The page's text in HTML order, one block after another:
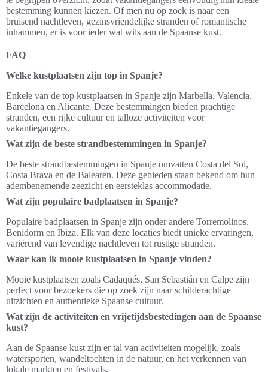
bestemming kunnen kiezen. Of men nu op zoek is naar een
bruisend nachtleven, gezinsvriendelijke stranden of romantische
inhammen, er is voor ieder wat wils aan de Spaanse kust.
FAQ
Welke kustplaatsen zijn top in Spanje?
Enkele van de top kustplaatsen in Spanje zijn Marbella, Valencia,
Barcelona en Alicante. Deze bestemmingen bieden prachtige
stranden, een rijke cultuur en talloze activiteiten voor
vakantiegangers.
Wat zijn de beste strandbestemmingen in Spanje?
De beste strandbestemmingen in Spanje omvatten Costa del Sol,
Costa Brava en de Balearen. Deze gebieden staan bekend om hun
adembenemende zeezicht en eersteklas accommodatie.
Wat zijn populaire badplaatsen in Spanje?
Populaire badplaatsen in Spanje zijn onder andere Torremolinos,
Benidorm en Ibiza. Elk van deze locaties biedt unieke ervaringen,
variërend van levendige nachtleven tot rustige stranden.
Waar kan ik mooie kustplaatsen in Spanje vinden?
Mooie kustplaatsen zoals Cadaqués, San Sebastián en Calpe zijn
perfect voor bezoekers die op zoek zijn naar schilderachtige
uitzichten en authentieke Spaanse cultuur.
Wat zijn de activiteiten en vrijetijdsbestedingen aan de Spaanse
kust?
Aan de Spaanse kust zijn er tal van activiteiten mogelijk, zoals
watersporten, wandeltochten in de natuur, en het verkennen van
lokale markten en festivals.